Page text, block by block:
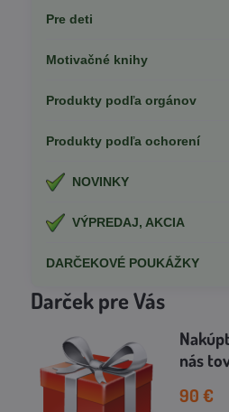
Pre deti
Motivačné knihy
Produkty podľa orgánov
Produkty podľa ochorení
NOVINKY
VÝPREDAJ, AKCIA
DARČEKOVÉ POUKÁŽKY
Darček pre Vás
nás
90 €